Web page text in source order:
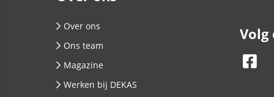
Over ons
Ons team
Magazine
Werken bij DEKAS
Volg